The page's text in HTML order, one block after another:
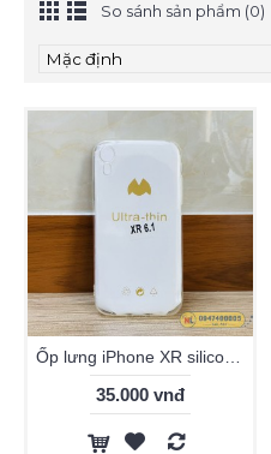
So sánh sản phẩm (0)
35.000 vnđ